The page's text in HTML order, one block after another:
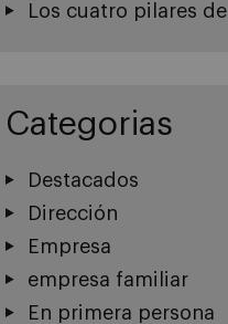
Los cuatro pilares
Categorias
Destacados
Dirección
Empresa
empresa familiar
En primera persona